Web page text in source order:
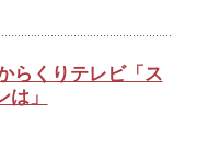
らくりテレビ「ス
」